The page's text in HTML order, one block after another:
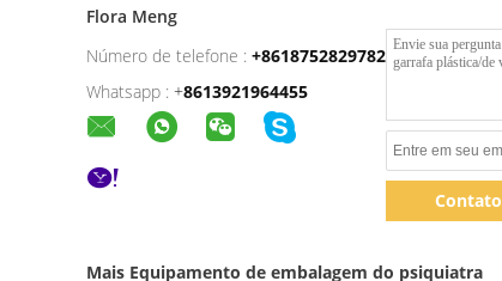
Flora Meng
Número de telefone : +8618752829782
Whatsapp : +8613921964455
Contato
Mais Equipamento de embalagem do psiquiatra